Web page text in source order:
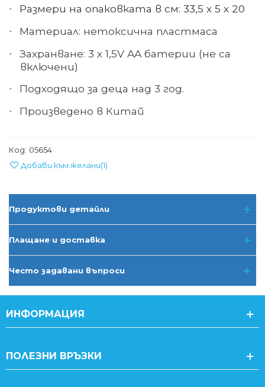
· Размери на опаковката в см: 33,5 х 5 х 20
· Материал: нетоксична пластмаса
· Захранване: 3 х 1,5V AAбатерии (не са
включени)
· Подходящо за деца над 3 год.
· Произведено в Китай
Код: 05654
Добави към желани(1)
Продуктови детайли
Плащане и доставка
Често задавани въпроси
ИНФОРМАЦИЯ
ПОЛЕЗНИ ВРЪЗКИ